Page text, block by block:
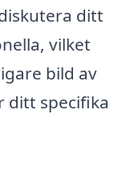
ditt
vilket
bild av
ditt specifika